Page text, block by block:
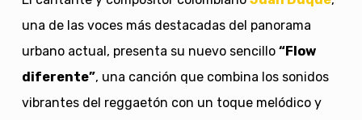
una de las voces más destacadas del panorama
urbano actual, presenta su nuevo sencillo “Flow
diferente”, una canción que combina los sonidos
vibrantes del reggaetón con un toque melódico y